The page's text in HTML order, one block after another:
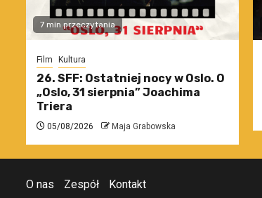
7 min przeczytania
Film Kultura
26. SFF: Ostatniej nocy w Oslo. O
„Oslo, 31 sierpnia” Joachima
Triera
05/08/2026 Maja Grabowska
O nas Zespół Kontakt